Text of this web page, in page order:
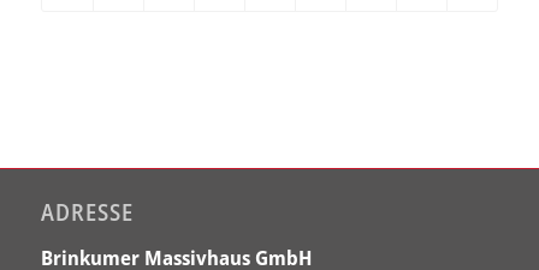
ADRESSE
Brinkumer Massivhaus GmbH